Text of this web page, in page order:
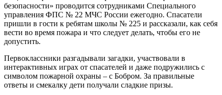
безопасности» проводится сотрудниками Специального
управления ФПС № 22 МЧС России ежегодно. Спасатели
пришли в гости к ребятам школы № 225 и рассказали, как себя
вести во время пожара и что следует делать, чтобы его не
допустить.
Первоклассники разгадывали загадки, участвовали в
интерактивных играх от спасателей и даже подружились с
символом пожарной охраны – с Бобром. За правильные
ответы и смекалку дети получали сладкие призы.